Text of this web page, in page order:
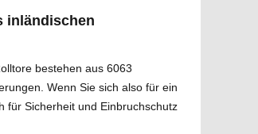
inländischen
bestehen aus 6063
Wenn Sie sich also für ein
für Sicherheit und Einbruchschutz